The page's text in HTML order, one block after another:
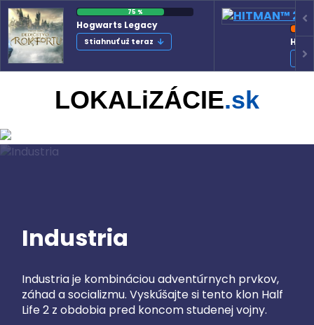
75 %
Hogwarts Legacy
Stiahnuť už teraz
LOKALiZÁCIE.sk
Industria
Industria je kombináciou adventúrnych prvkov,
záhad a socializmu. Vyskúšajte si tento klon Half
Life 2 z obdobia pred koncom studenej vojny.